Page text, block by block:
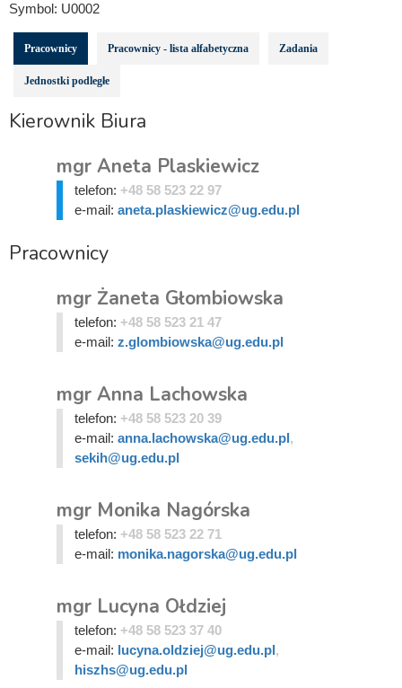
Symbol: U0002
Pracownicy Pracownicy - lista alfabetyczna Zadania
Jednostki podległe
Kierownik Biura
mgr Aneta Plaskiewicz
telefon: +48 58 523 22 97
e-mail: aneta.plaskiewicz@ug.edu.pl
Pracownicy
mgr Żaneta Głombiowska
telefon: +48 58 523 21 47
e-mail: z.glombiowska@ug.edu.pl
mgr Anna Lachowska
telefon: +48 58 523 20 39
e-mail: anna.lachowska@ug.edu.pl,
sekih@ug.edu.pl
mgr Monika Nagórska
telefon: +48 58 523 22 71
e-mail: monika.nagorska@ug.edu.pl
mgr Lucyna Ołdziej
telefon: +48 58 523 37 40
e-mail: lucyna.oldziej@ug.edu.pl,
hiszhs@ug.edu.pl